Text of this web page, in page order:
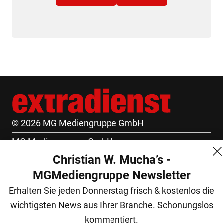
© 2026 MG Mediengruppe GmbH
MG Mediengruppe GmbH
Burgring 1/7
1010 Wien
+43 (1) 522 14 14
office@mgmedien.at
Christian W. Mucha’s -
MGMediengruppe Newsletter
Erhalten Sie jeden Donnerstag frisch & kostenlos die
wichtigsten News aus Ihrer Branche. Schonungslos
kommentiert.